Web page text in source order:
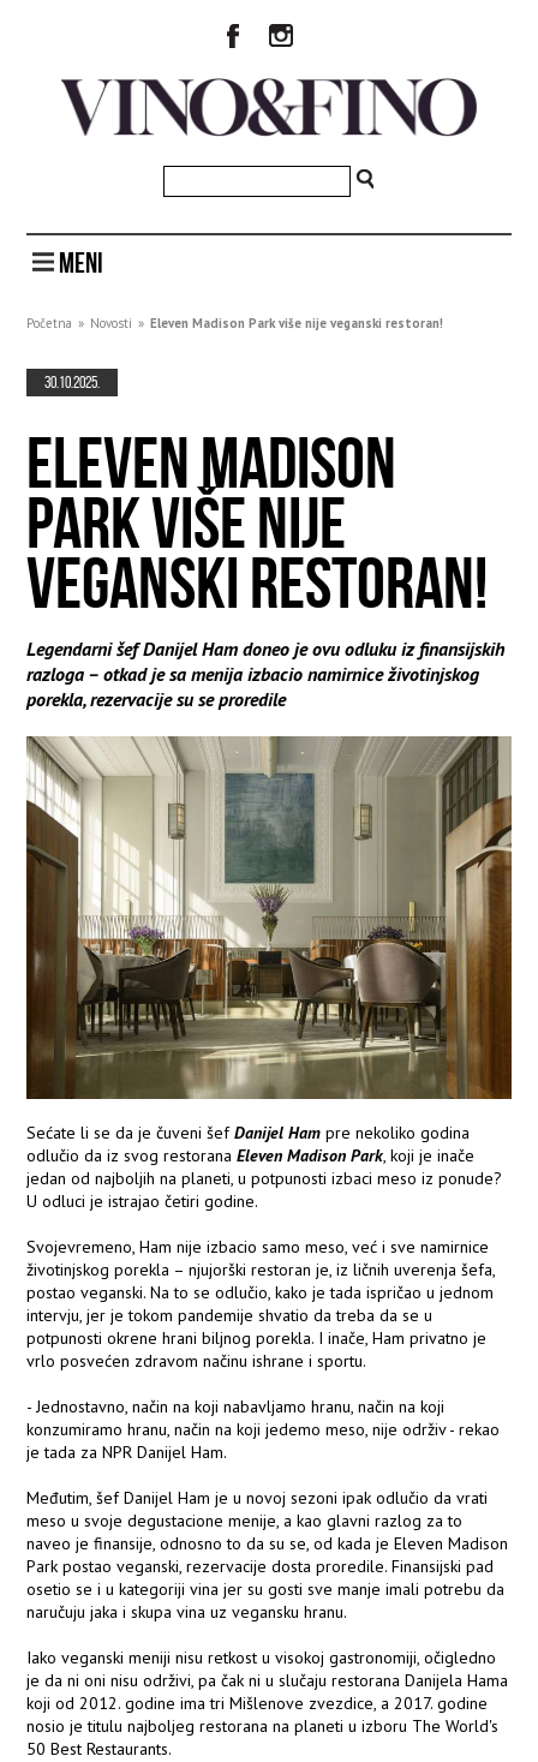
MENI
Početna » Novosti » Eleven Madison Park više nije veganski restoran!
30.10.2025.
ELEVEN MADISON
PARK VIŠE NIJE
VEGANSKI RESTORAN!
Legendarni šef Danijel Ham doneo je ovu odluku iz finansijskih
razloga – otkad je sa menija izbacio namirnice životinjskog
porekla, rezervacije su se proredile
Sećate li se da je čuveni šefDanijel Ham pre nekoliko godina
odlučio da iz svog restoranaEleven Madison Park, koji je inače
jedan od najboljih na planeti, u potpunosti izbaci meso iz ponude?
U odluci je istrajao četiri godine.
Svojevremeno, Ham nije izbacio samo meso, već i sve namirnice
životinjskog porekla – njujorški restoran je, iz ličnih uverenja šefa,
postao veganski. Na to se odlučio, kako je tada ispričao u jednom
intervju, jer je tokom pandemije shvatio da treba da se u
potpunosti okrene hrani biljnog porekla. I inače, Ham privatno je
vrlo posvećen zdravom načinu ishrane i sportu.
- Jednostavno, način na koji nabavljamo hranu, način na koji
konzumiramo hranu, način na koji jedemo meso, nije održiv - rekao
je tada za NPR Danijel Ham.
Međutim, šef Danijel Ham je u novoj sezoni ipak odlučio da vrati
meso u svoje degustacione menije, a kao glavni razlog za to
naveo je finansije, odnosno to da su se, od kada je Eleven Madison
Park postao veganski, rezervacije dosta proredile. Finansijski pad
osetio se i u kategoriji vina jer su gosti sve manje imali potrebu da
naručuju jaka i skupa vina uz vegansku hranu.
Iako veganski meniji nisu retkost u visokoj gastronomiji, očigledno
je da ni oni nisu održivi, pa čak ni u slučaju restorana Danijela Hama
koji od 2012. godine ima tri Mišlenove zvezdice, a 2017. godine
nosio je titulu najboljeg restorana na planeti u izboru The World's
50 Best Restaurants.